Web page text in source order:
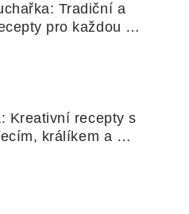
Tradiční a
pro každou
Kreativní recepty s
králíkem a